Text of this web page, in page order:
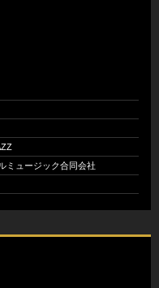
ミュージック合同会社